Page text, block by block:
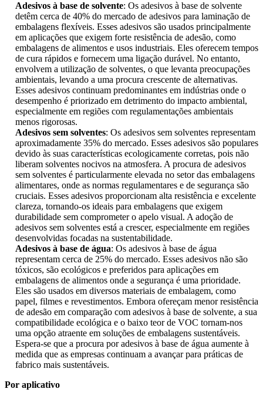
Adesivos à base de solvente: Os adesivos à base de solvente
detêm cerca de 40% do mercado de adesivos para laminação de
embalagens flexíveis. Esses adesivos são usados ​​principalmente
em aplicações que exigem forte resistência de adesão, como
embalagens de alimentos e usos industriais. Eles oferecem tempos
de cura rápidos e fornecem uma ligação durável. No entanto,
envolvem a utilização de solventes, o que levanta preocupações
ambientais, levando a uma procura crescente de alternativas.
Esses adesivos continuam predominantes em indústrias onde o
desempenho é priorizado em detrimento do impacto ambiental,
especialmente em regiões com regulamentações ambientais
menos rigorosas.
Adesivos sem solventes: Os adesivos sem solventes representam
aproximadamente 35% do mercado. Esses adesivos são populares
devido às suas características ecologicamente corretas, pois não
liberam solventes nocivos na atmosfera. A procura de adesivos
sem solventes é particularmente elevada no setor das embalagens
alimentares, onde as normas regulamentares e de segurança são
cruciais. Esses adesivos proporcionam alta resistência e excelente
clareza, tornando-os ideais para embalagens que exigem
durabilidade sem comprometer o apelo visual. A adoção de
adesivos sem solventes está a crescer, especialmente em regiões
desenvolvidas focadas na sustentabilidade.
Adesivos à base de água: Os adesivos à base de água
representam cerca de 25% do mercado. Esses adesivos não são
tóxicos, são ecológicos e preferidos para aplicações em
embalagens de alimentos onde a segurança é uma prioridade.
Eles são usados ​​em diversos materiais de embalagem, como
papel, filmes e revestimentos. Embora ofereçam menor resistência
de adesão em comparação com adesivos à base de solvente, a sua
compatibilidade ecológica e o baixo teor de VOC tornam-nos
uma opção atraente em soluções de embalagens sustentáveis.
Espera-se que a procura por adesivos à base de água aumente à
medida que as empresas continuam a avançar para práticas de
fabrico mais sustentáveis.
Por aplicativo